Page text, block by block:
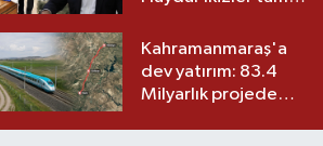
yeni partisi
Kahramanmaraş'a
dev yatırım: 83.4
Milyarlık projede